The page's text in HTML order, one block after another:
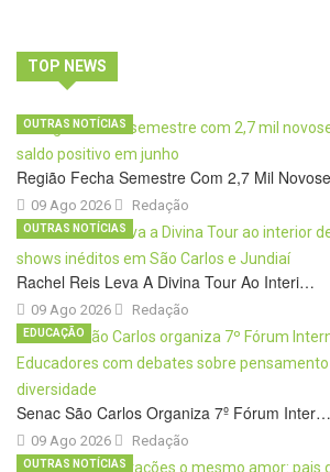
TOP NEWS
Região Fecha Semestre Com 2,7 Mil
09 Ago 2026
OUTRAS NOTÍCIAS
Redação
Rachel Reis Leva A Divina Tour Ao Interi…
09 Ago 2026
OUTRAS NOTÍCIAS
Redação
Senac São Carlos Organiza 7º Fórum Inter…
09 Ago 2026
EDUCAÇÃO
Redação
OUTRAS NOTÍCIAS